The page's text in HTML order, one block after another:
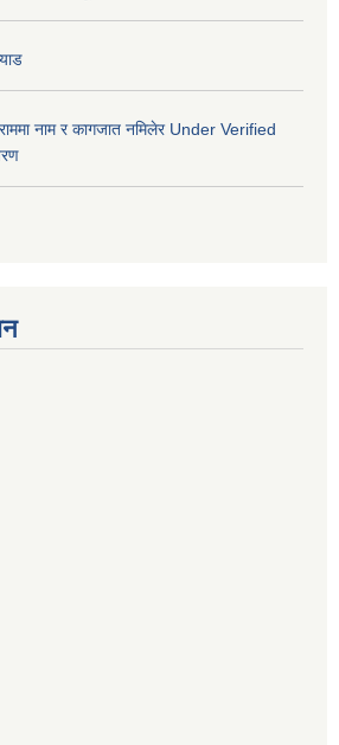
नाम र कागजात नमिलेर Under Verified